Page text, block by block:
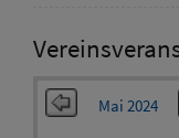
Mai 2024